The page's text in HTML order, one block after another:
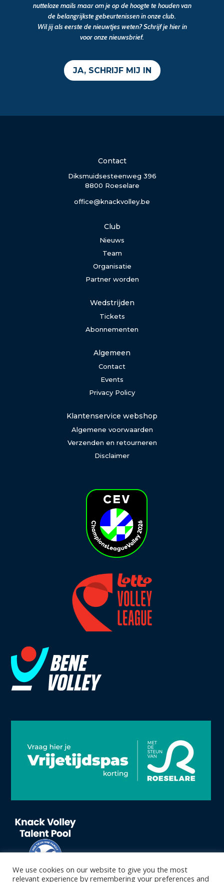
nutteloze mails maar om je op de hoogte te houden van
de belangrijkste gebeurtenissen in onze club.
Wil jij als eerste de nieuwtjes weten? Schrijf je hier in
voor onze nieuwsbrief.
JA, SCHRIJF MIJ IN
Contact
Diksmuidsesteenweg 396
8800 Roeselare
office@knackvolley.be
Club
Nieuws
Team
Organisatie
Partner worden
Wedstrijden
Tickets
Abonnementen
Algemeen
Contact
Events
Privacy Policy
Klantenservice webshop
Algemene voorwaarden
Verzenden en retourneren
Disclaimer
We use cookies on our website to give you the most
relevant experience by remembering your preferences and